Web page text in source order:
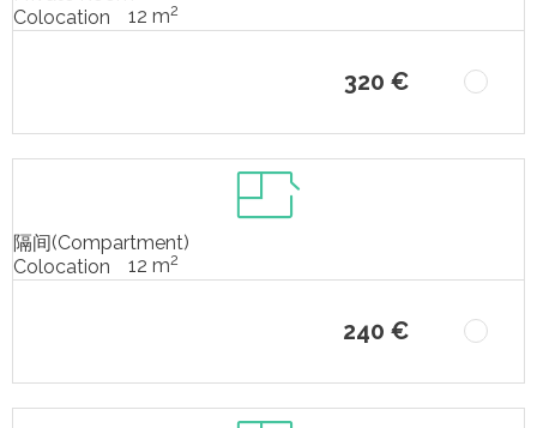
Colocation
12 m2
320 €
隔间(Compartment)
Colocation
12 m2
240 €